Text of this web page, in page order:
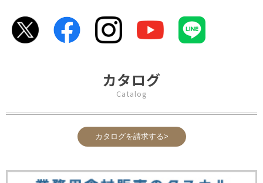
カタログ
Catalog
カタログを請求する>